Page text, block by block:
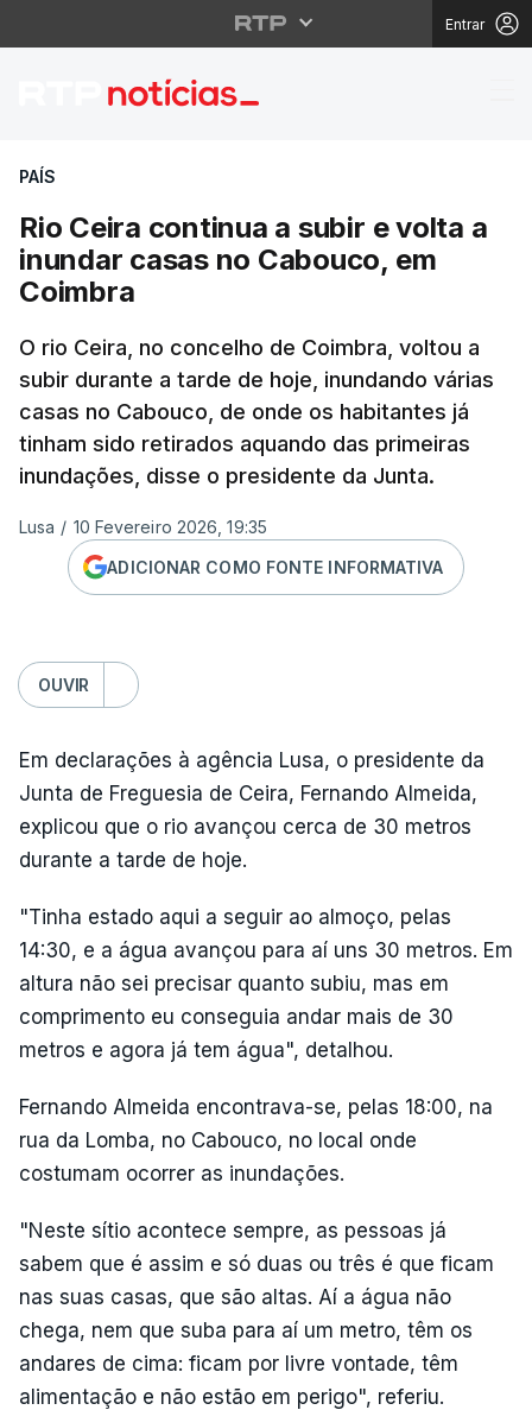
Entrar
Rio Ceira continua a
PAÍS
Rio Ceira continua a subir e volta a
inundar casas no Cabouco, em
Coimbra
O rio Ceira, no concelho de Coimbra, voltou a
subir durante a tarde de hoje, inundando várias
casas no Cabouco, de onde os habitantes já
tinham sido retirados aquando das primeiras
inundações, disse o presidente da Junta.
Lusa / 10 Fevereiro 2026, 19:35
ADICIONAR COMO FONTE INFORMATIVA
OUVIR
Em declarações à agência Lusa, o presidente da
Junta de Freguesia de Ceira, Fernando Almeida,
explicou que o rio avançou cerca de 30 metros
durante a tarde de hoje.
"Tinha estado aqui a seguir ao almoço, pelas
14:30, e a água avançou para aí uns 30 metros. Em
altura não sei precisar quanto subiu, mas em
comprimento eu conseguia andar mais de 30
metros e agora já tem água", detalhou.
Fernando Almeida encontrava-se, pelas 18:00, na
rua da Lomba, no Cabouco, no local onde
costumam ocorrer as inundações.
"Neste sítio acontece sempre, as pessoas já
sabem que é assim e só duas ou três é que ficam
nas suas casas, que são altas. Aí a água não
chega, nem que suba para aí um metro, têm os
andares de cima: ficam por livre vontade, têm
alimentação e não estão em perigo", referiu.